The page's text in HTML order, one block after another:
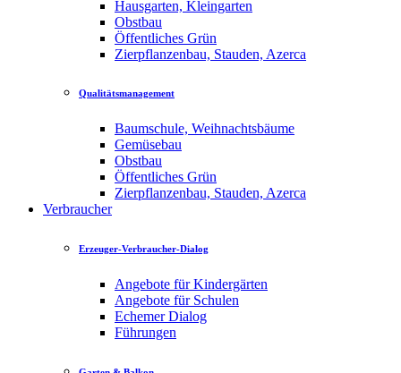
Hausgarten, Kleingarten
Obstbau
Öffentliches Grün
Zierpflanzenbau, Stauden, Azerca
Qualitätsmanagement
Baumschule, Weihnachtsbäume
Gemüsebau
Obstbau
Öffentliches Grün
Zierpflanzenbau, Stauden, Azerca
Verbraucher
Erzeuger-Verbraucher-Dialog
Angebote für Kindergärten
Angebote für Schulen
Echemer Dialog
Führungen